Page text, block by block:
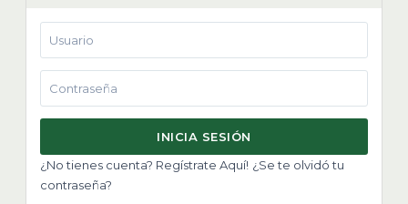
INICIA SESIÓN
¿No tienes cuenta? Regístrate Aquí! ¿Se te olvidó tu
contraseña?